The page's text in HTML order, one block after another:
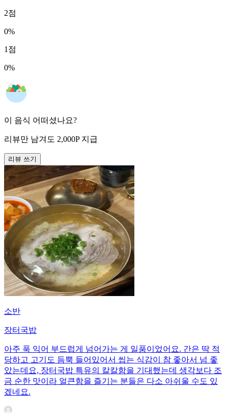
2점
0%
1 점
0%
이 음식 어떠셨나요?
리뷰만 남겨도 2,000P 지급
리뷰 쓰기
소반
장터국밥
아주 푹 익어 부드럽게 넘어가는 게 일품이었어요. 간은 딱 적
당하고 고기도 듬뿍 들어있어서 씹는 식감이 참 좋아서 넘 좋
았는데요, 장터국밥 특유의 칼칼함을 기대했는데 생각보다 조
금 순한 맛이라 얼큰함을 즐기는 분들은 다소 아쉬울 수도 있
겠네요.